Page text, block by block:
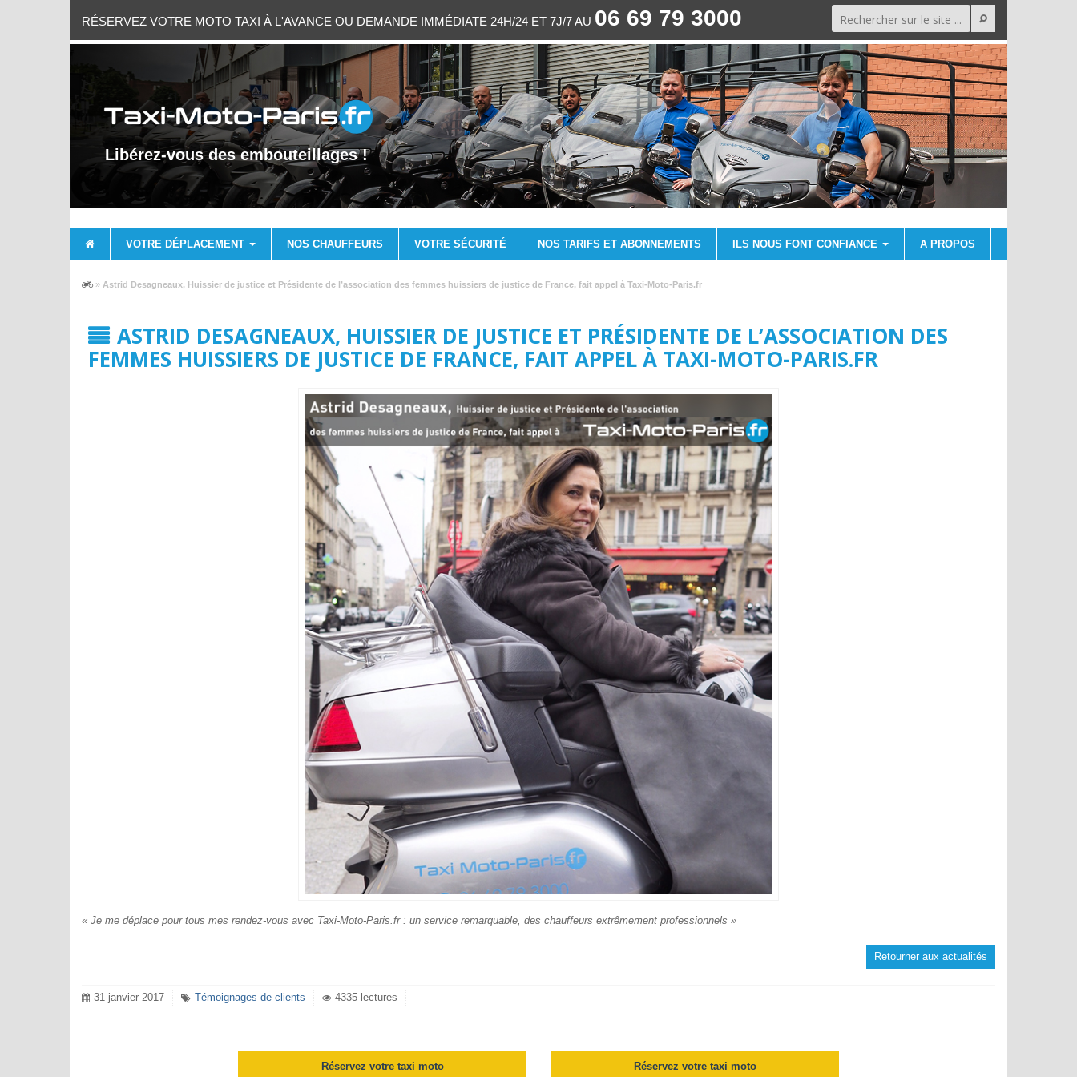
RÉSERVEZ VOTRE MOTO TAXI À L'AVANCE OU DEMANDE IMMÉDIATE 24H/24 ET 7J/7 AU 06 69 79 3000
Libérez-vous des embouteillages !
VOTRE DÉPLACEMENT NOS CHAUFFEURS VOTRE SÉCURITÉ NOS TARIFS ET ABONNEMENTS ILS NOUS FONT CONFIANCE A PROPOS
» Astrid Desagneaux, Huissier de justice et Présidente de l’association des femmes huissiers de justice de France, fait appel à Taxi-Moto-Paris.fr
ASTRID DESAGNEAUX, HUISSIER DE JUSTICE ET PRÉSIDENTE DE L’ASSOCIATION DES
FEMMES HUISSIERS DE JUSTICE DE FRANCE, FAIT APPEL À TAXI-MOTO-PARIS.FR
« Je me déplace pour tous mes rendez-vous avec Taxi-Moto-Paris.fr : un service remarquable, des chauffeurs extrêmement professionnels »
Retourner aux actualités
31 janvier 2017 Témoignages de clients 4335 lectures
Réservez votre taxi moto
Réservez votre taxi moto